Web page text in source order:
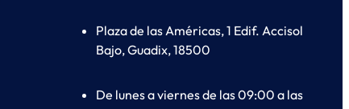
Plaza de las Américas, 1 Edif. Accisol
Bajo, Guadix, 18500
De lunes a viernes de las 09:00 a las